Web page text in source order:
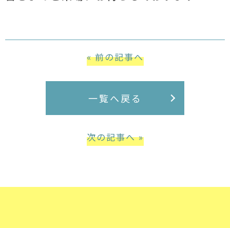
« 前の記事へ
一覧へ戻る
次の記事へ »